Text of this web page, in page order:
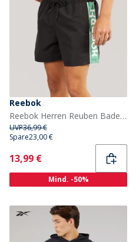
Reebok
Reebok Herren Reuben Badeshorts Schwarz
UVP36,99 €
Spare23,00 €
Current
13,99 €
Mind. -50%